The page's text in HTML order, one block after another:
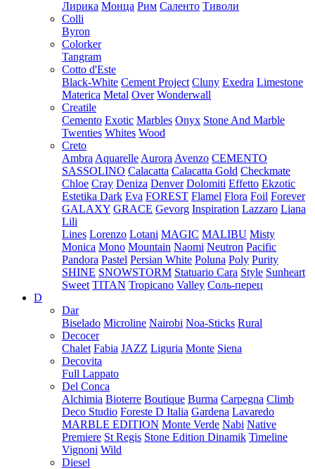
Лирика Монца Рим Саленто Тиволи
Colli
Byron
Colorker
Tangram
Cotto d'Este
Black-White Cement Project Cluny Exedra Limestone
Materica Metal Over Wonderwall
Creatile
Cemento Exotic Marbles Onyx Stone And Marble
Twenties Whites Wood
Creto
Ambra Aquarelle Aurora Avenzo CEMENTO
SASSOLINO Calacatta Calacatta Gold Checkmate
Chloe Cray Deniza Denver Dolomiti Effetto Ekzotic
Estetika Dark Eva FOREST Flamel Flora Foil Forever
GALAXY GRACE Gevorg Inspiration Lazzaro Liana
Lili
Lines Lorenzo Lotani MAGIC MALIBU Misty
Monica Mono Mountain Naomi Neutron Pacific
Pandora Pastel Persian White Poluna Poly Purity
SHINE SNOWSTORM Statuario Cara Style Sunheart
Sweet TITAN Tropicano Valley Соль-перец
D
Dar
Biselado Microline Nairobi Noa-Sticks Rural
Decocer
Chalet Fabia JAZZ Liguria Monte Siena
Decovita
Full Lappato
Del Conca
Alchimia Bioterre Boutique Burma Carpegna Climb
Deco Studio Foreste D Italia Gardena Lavaredo
MARBLE EDITION Monte Verde Nabi Native
Premiere St Regis Stone Edition Dinamik Timeline
Vignoni Wild
Diesel